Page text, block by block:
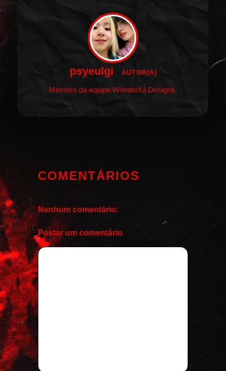
psyeulgi AUTOR(A)
Membro da equipe Wonderful Designs.
COMENTÁRIOS
Nenhum comentário:
Postar um comentário